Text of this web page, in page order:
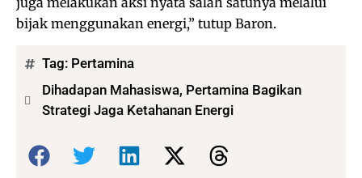
bijak menggunakan energi,” tutup Baron.
Tag: Pertamina
Dihadapan Mahasiswa, Pertamina Bagikan
Strategi Jaga Ketahanan Energi
Bagikan: